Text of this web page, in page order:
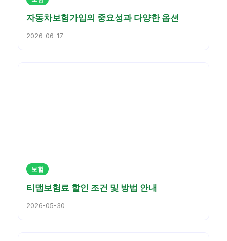
자동차보험가입의 중요성과 다양한 옵션
2026-06-17
보험
티맵보험료 할인 조건 및 방법 안내
2026-05-30